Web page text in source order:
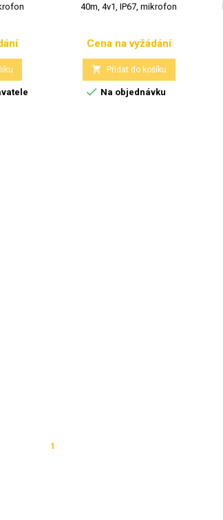
40m, 4v1, IP67, mikrofon
Cena
Cena na vyžádání
 Přidat do košíku
 Na objednávku
1